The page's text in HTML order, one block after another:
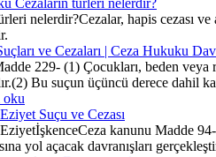
nelerdir?Cezalar, hapis cezası
ve Cezaları | Ceza Hukuku
229- (1) Çocukları, beden veya
Bu suçun üçüncü derece dahil
oku
Suçu ve Cezası
kanunu Madde
yol açacak davranışları